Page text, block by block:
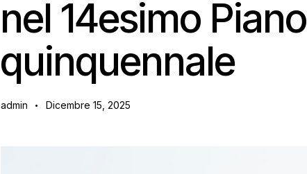
nel 14esimo Piano
quinquennale
admin Dicembre 15, 2025